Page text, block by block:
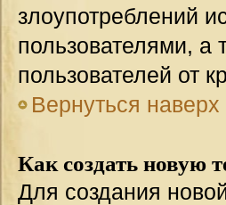
злоупотреблений
пользователями, а
пользователей от
Вернуться наверх
Как создать новую
Для создания